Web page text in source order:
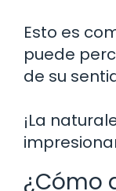
Esto es
puede
de su
¡La
¿Cómo